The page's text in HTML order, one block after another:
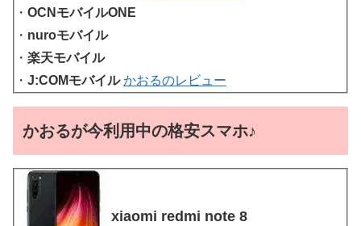
・ OCNモバイルONE
・ nuroモバイル
・ 楽天モバイル
・ J:COMモバイル かおるのレビュー
かおるが今利用中の格安スマホ♪
xiaomi redmi note 8